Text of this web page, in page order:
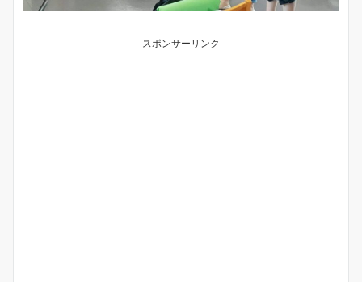
スポンサーリンク